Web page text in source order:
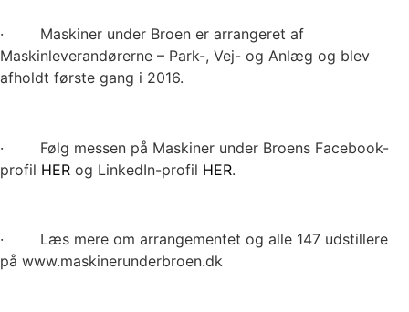
· Maskiner under Broen er arrangeret af
Maskinleverandørerne – Park-, Vej- og Anlæg og blev
afholdt første gang i 2016.
· Følg messen på Maskiner under Broens Facebook-
profil HER og LinkedIn-profil HER.
· Læs mere om arrangementet og alle 147 udstillere
på www.maskinerunderbroen.dk